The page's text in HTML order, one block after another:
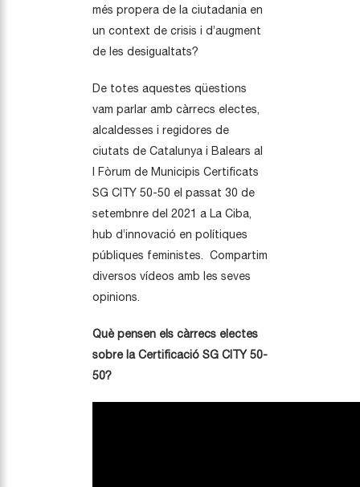
més propera de la ciutadania en
un context de crisis i d’augment
de les desigualtats?
De totes aquestes qüestions
vam parlar amb càrrecs electes,
alcaldesses i regidores de
ciutats de Catalunya i Balears al
I Fòrum de Municipis Certificats
SG CITY 50-50 el passat 30 de
setembnre del 2021 a La Ciba,
hub d’innovació en polítiques
públiques feministes. Compartim
diversos vídeos amb les seves
opinions.
Què pensen els càrrecs electes
sobre la Certificació SG CITY 50-
50?